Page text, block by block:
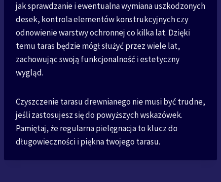
jak sprawdzanie i ewentualna wymiana uszkodzonych
desek, kontrola elementów konstrukcyjnych czy
odnowienie warstwy ochronnej co kilka lat. Dzięki
temu taras będzie mógł służyć przez wiele lat,
zachowując swoją funkcjonalność i estetyczny
wygląd.
Czyszczenie tarasu drewnianego nie musi być trudne,
jeśli zastosujesz się do powyższych wskazówek.
Pamiętaj, że regularna pielęgnacja to klucz do
długowieczności i piękna twojego tarasu.